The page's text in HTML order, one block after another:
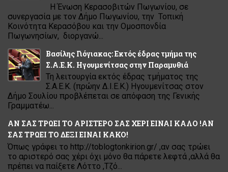
Η Ένωση Κερασοβιτών Πωγωνίου, σε
συνεργασία με τον Δήμο Πωγωνίου, την Τοπική
Κοινότητα Κερασόβου και την Ομοσπονδία
Πωγωνησίων, διοργανώ...
Βασίλης Γιόγιακας: Εκτός έδρας τμήμα της
Σ.Α.Ε.Κ. Ηγουμενίτσας στην Παραμυθιά
Τη λειτουργία εκτός έδρας τμήματος της
Σ.Α.Ε.Κ. (πρώην Δ.Ι.Ε.Κ.) Ηγουμενίτσας στον
Δήμο Σουλίου προβλέπεται σε απόφαση της Γενικής
Γραμματέω...
ΑΝ ΣΑΣ ΤΡΩΕΙ ΤΟ ΑΡΙΣΤΕΡΟ ΣΑΣ ΧΕΡΙ ΕΙΝΑΙ ΚΑΛΟ !ΑΝ
ΣΑΣ ΤΡΩΕΙ ΤΟ ΔΕΞΙ ΕΙΝΑΙ ΚΑΚΟ!
Όπως γράφει το http://toblogtonkirion.gr/ ,αν σας τρώει
το αριστερό σας χέρι όχι μόνο θα πάρετε λεφτά ,αλλά θα
πρέπει να παίξετε Λόττο ,Τζό...